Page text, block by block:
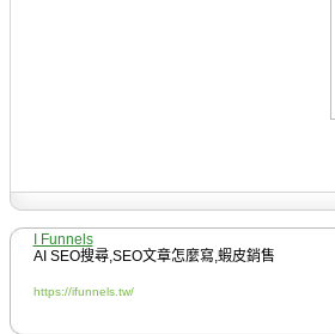
I Funnels
AI SEO搜尋,SEO文章怎麼寫,蝦皮銷售
https://ifunnels.tw/